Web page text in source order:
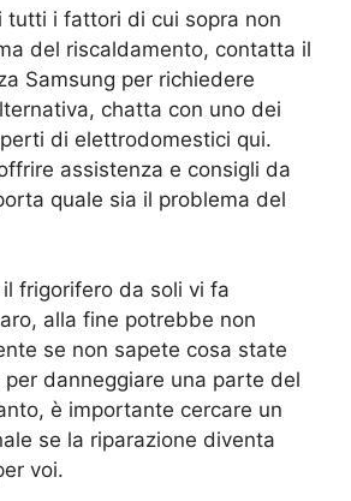
tutti i fattori di cui sopra non
del riscaldamento, contatta il
Samsung per richiedere
chatta con uno dei
di elettrodomestici qui.
assistenza e consigli da
quale sia il problema del
frigorifero da soli vi fa
alla fine potrebbe non
se non sapete cosa state
danneggiare una parte del
è importante cercare un
se la riparazione diventa
voi.